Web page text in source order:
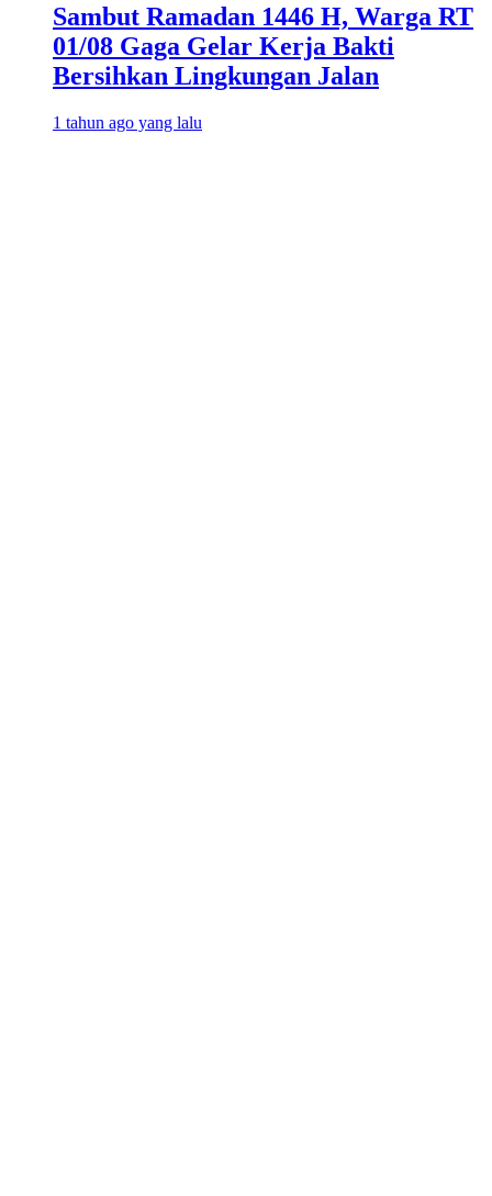
Sambut Ramadan 1446 H, Warga RT
01/08 Gaga Gelar Kerja Bakti
Bersihkan Lingkungan Jalan
1 tahun ago yang lalu